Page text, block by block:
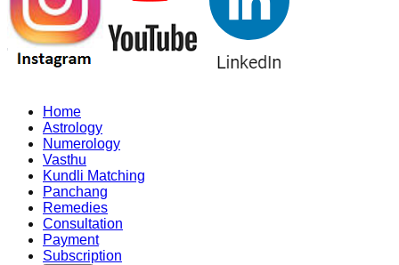
Home
Astrology
Numerology
Vasthu
Kundli Matching
Panchang
Remedies
Consultation
Payment
Subscription